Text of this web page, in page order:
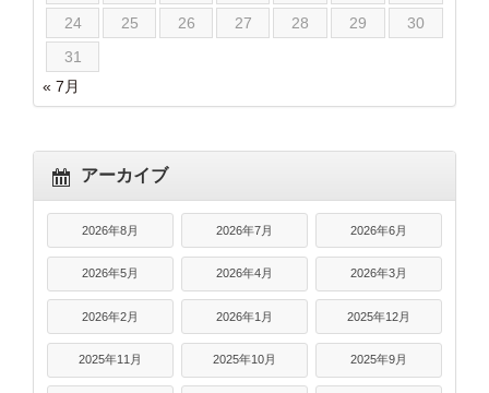
24
25 26 27 28 29
30
31
« 7月
アーカイブ
2026年8月 2026年7月 2026年6月
2026年5月 2026年4月 2026年3月
2026年2月 2026年1月 2025年12月
2025年11月 2025年10月 2025年9月